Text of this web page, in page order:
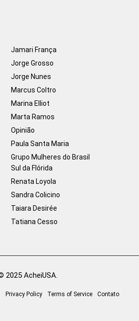
Jamari França
Jorge Grosso
Jorge Nunes
Marcus Coltro
Marina Elliot
Marta Ramos
Opinião
Paula Santa Maria
Grupo Mulheres do Brasil
Sul da Flórida
Renata Loyola
Sandra Colicino
Taiara Desirée
Tatiana Cesso
2025 AcheiUSA.
Privacy Policy Terms of Service Contato